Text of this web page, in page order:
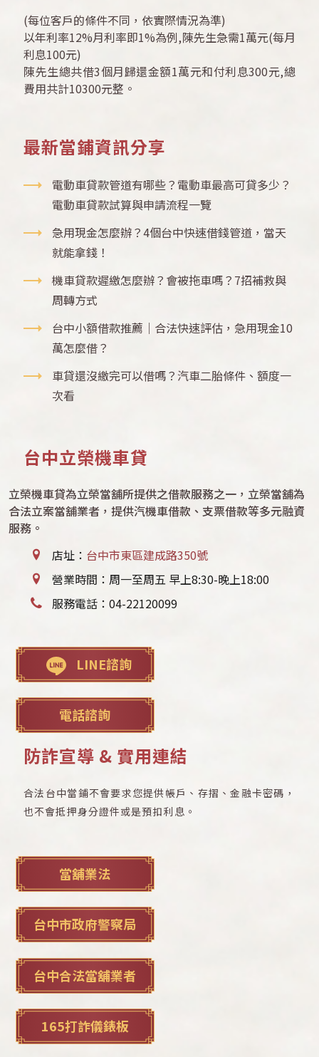
(每位客戶的條件不同，依實際情況為準)
以年利率12%月利率即1%為例,陳先生急需1萬元(每月
利息100元)
陳先生總共借3個月歸還金額1萬元和付利息300元,總
費用共計10300元整。
最新當鋪資訊分享
電動車貸款管道有哪些？電動車最高可貸多少？
電動車貸款試算與申請流程一覽
急用現金怎麼辦？4個台中快速借錢管道，當天
就能拿錢！
機車貸款遲繳怎麼辦？會被拖車嗎？7招補救與
周轉方式
台中小額借款推薦｜合法快速評估，急用現金10
萬怎麼借？
車貸還沒繳完可以借嗎？汽車二胎條件、額度一
次看
台中立榮機車貸
立榮機車貸為立榮當舖所提供之借款服務之一，立榮當舖為
合法立案當舖業者，提供汽機車借款、支票借款等多元融資
服務。
店址： 台中市東區建成路350號
營業時間：周一至周五 早上8:30-晚上18:00
服務電話：04-22120099
LINE諮詢
電話諮詢
防詐宣導 & 實用連結
合法台中當鋪不會要求您提供帳戶、存摺、金融卡密碼，
也不會抵押身分證件或是預扣利息。
當舖業法
台中市政府警察局
台中合法當舖業者
165打詐儀錶板